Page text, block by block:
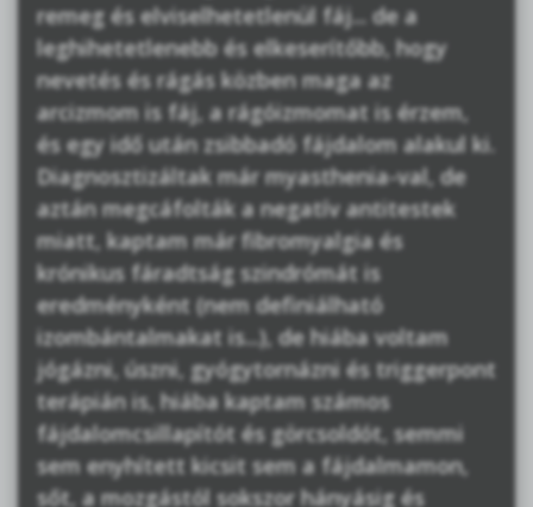
remeg és elviselhetetlenül fáj... de a
leghihetetlenebb és elkeserítőbb, hogy
nevetés és rágás közben maga az
arcizmom is fáj, a rágóizmomat is érzem,
és egy idő után zsibbadó fájdalom alakul ki.
Diagnosztizáltak már myasthenia-val, de
aztán megcáfolták a negatív antitestek
miatt, kaptam már fibromyalgia és
krónikus fáradtság szindrómát is
eredményként (nem definiálható
izombántalmakat is...), de hiába voltam
jógázni, úszni, gyógytornázni és triggerpont
terápián is, hiába kaptam számos
fájdalomcsillapítót és görcsoldót, semmi
sem enyhített kicsit sem a fájdalmamon,
sőt, a mozgástól sokszor hányásig és